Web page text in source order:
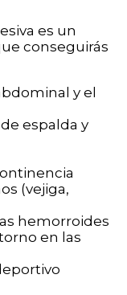
es un
conseguirás
y el
espalda y
(vejiga,
hemorroides
en las